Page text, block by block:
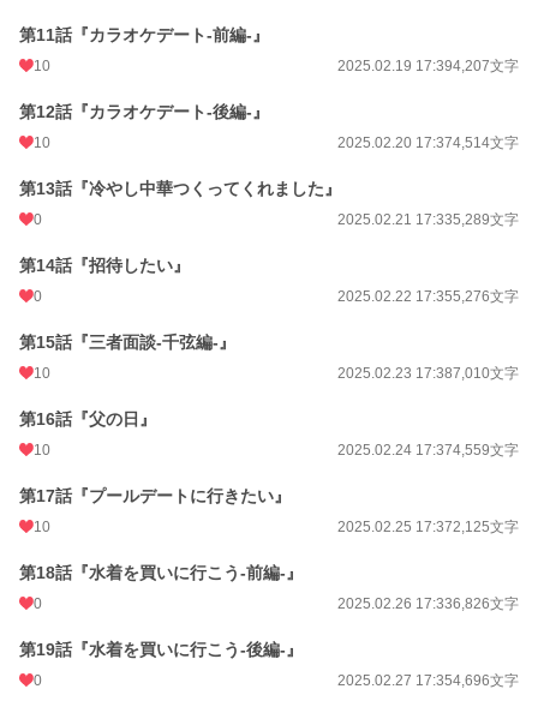
第11話『カラオケデート-前編-』
10 2025.02.19 17:394,207文字
第12話『カラオケデート-後編-』
10 2025.02.20 17:374,514文字
第13話『冷やし中華つくってくれました』
0 2025.02.21 17:335,289文字
第14話『招待したい』
0 2025.02.22 17:355,276文字
第15話『三者面談-千弦編-』
10 2025.02.23 17:387,010文字
第16話『父の日』
10 2025.02.24 17:374,559文字
第17話『プールデートに行きたい』
10 2025.02.25 17:372,125文字
第18話『水着を買いに行こう-前編-』
0 2025.02.26 17:336,826文字
第19話『水着を買いに行こう-後編-』
0 2025.02.27 17:354,696文字